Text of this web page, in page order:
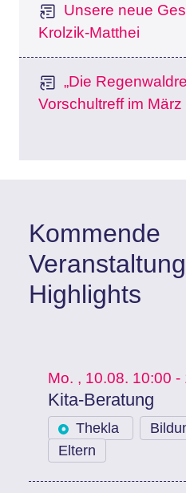
Unsere neue
Krolzik-Matthei
„Die
Vorschultreff im März
Kommende
Highlights
Mo. , 10.08. 10:00 -
Kita-Beratung
Thekla
Eltern